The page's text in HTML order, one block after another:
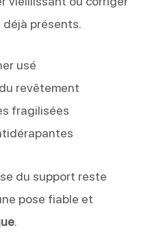
présents.
usé
revêtement
fragilisées
du support reste
pose fiable et
.